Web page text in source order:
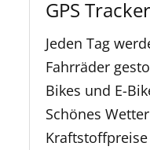
GPS
Jeden Tag
Fahrräder
Bikes und E-
Schönes